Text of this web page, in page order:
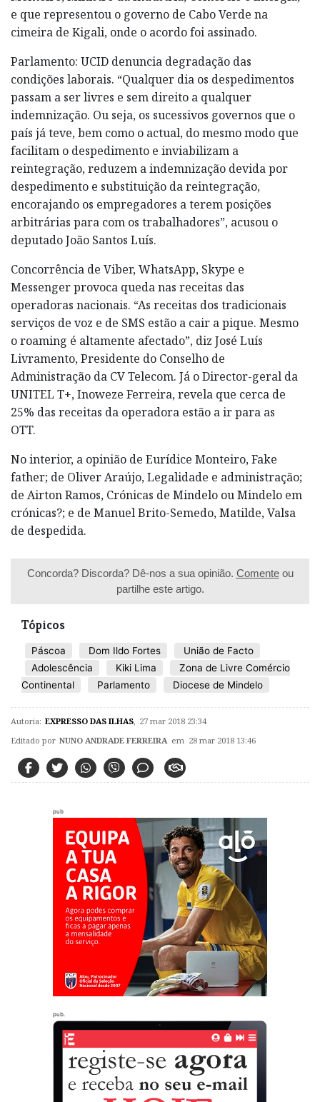
e que representou o governo de Cabo Verde na
cimeira de Kigali, onde o acordo foi assinado.
Parlamento: UCID denuncia degradação das
condições laborais. “Qualquer dia os despedimentos
passam a ser livres e sem direito a qualquer
indemnização. Ou seja, os sucessivos governos que o
país já teve, bem como o actual, do mesmo modo que
facilitam o despedimento e inviabilizam a
reintegração, reduzem a indemnização devida por
despedimento e substituição da reintegração,
encorajando os empregadores a terem posições
arbitrárias para com os trabalhadores”, acusou o
deputado João Santos Luís.
Concorrência de Viber, WhatsApp, Skype e
Messenger provoca queda nas receitas das
operadoras nacionais. “As receitas dos tradicionais
serviços de voz e de SMS estão a cair a pique. Mesmo
o roaming é altamente afectado”, diz José Luís
Livramento, Presidente do Conselho de
Administração da CV Telecom. Já o Director-geral da
UNITEL T+, Inoweze Ferreira, revela que cerca de
25% das receitas da operadora estão a ir para as
OTT.
No interior, a opinião de Eurídice Monteiro, Fake
father; de Oliver Araújo, Legalidade e administração;
de Airton Ramos, Crónicas de Mindelo ou Mindelo em
crónicas?; e de Manuel Brito-Semedo, Matilde, Valsa
de despedida.
Concorda? Discorda? Dê-nos a sua opinião. Comenteou
partilhe este artigo.
Tópicos
Páscoa Dom Ildo Fortes
União de Facto
Adolescência
Kiki Lima
Zona de Livre Comércio
Continental
Parlamento Diocese de Mindelo
Autoria: EXPRESSO DAS ILHAS 27 mar 2018 23:34
Editado por NUNO ANDRADE FERREIRA em 28 mar 2018 13:46
pub
pub.